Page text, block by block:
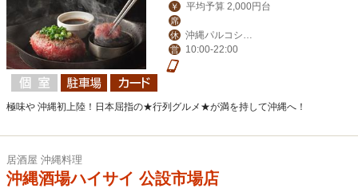
￥ 平均予算 2,000円台
席
休
沖縄パルコシテ
ィの店休日に準ずる
営 10:00-22:00
極味や 沖縄初上陸！日本屈指の★行列グルメ★が満を持して沖縄へ！
居酒屋 沖縄料理
沖縄酒場ハイサイ 公設市場店